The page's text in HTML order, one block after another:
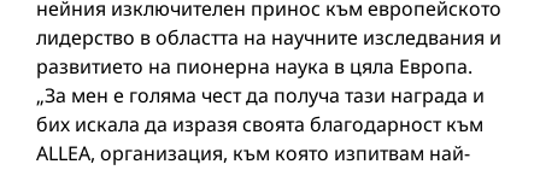
нейния изключителен принос към европейското
лидерство в областта на научните изследвания и
развитието на пионерна наука в цяла Европа.
„За мен е голяма чест да получа тази награда и
бих искала да изразя своята благодарност към
ALLEA, организация, към която изпитвам най-